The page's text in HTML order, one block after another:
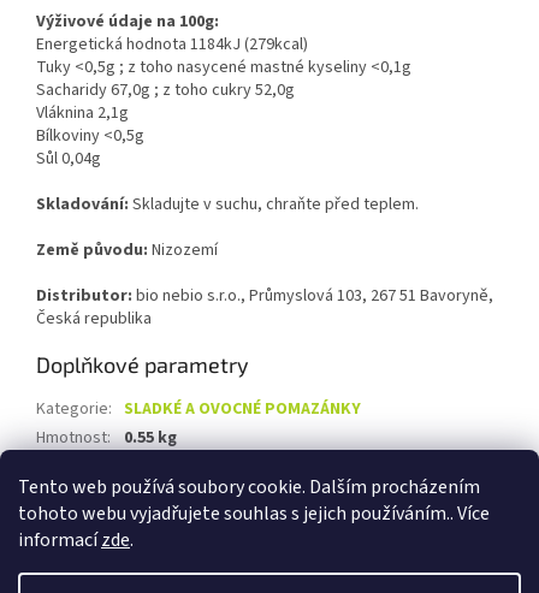
Tento web používá soubory cookie. Dalším procházením
tohoto webu vyjadřujete souhlas s jejich používáním.. Více
informacízde.
Výživové údaje na 100g:
Energetická hodnota 1184kJ (279kcal)
Tuky <0,5g ; z toho nasycené mastné kyseliny <0,1g
Sacharidy 67,0g ; z toho cukry 52,0g
Vláknina 2,1g
Bílkoviny <0,5g
Sůl 0,04g
Skladování: Skladujte v suchu, chraňte před teplem.
Země původu: Nizozemí
Distributor: bio nebio s.r.o., Průmyslová 103, 267 51 Bavoryně,
Česká republika
Doplňkové parametry
Kategorie: SLADKÉ A OVOCNÉ POMAZÁNKY
Hmotnost: 0.55 kg